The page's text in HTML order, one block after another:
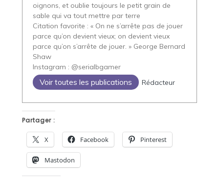
oignons, et oublie toujours le petit grain de
sable qui va tout mettre par terre
Citation favorite : « On ne s’arrête pas de jouer
parce qu’on devient vieux; on devient vieux
parce qu’on s’arrête de jouer. » George Bernard
Shaw
Instagram : @serialbgamer
Voir toutes les publications Rédacteur
Partager :
X Facebook Pinterest
Mastodon